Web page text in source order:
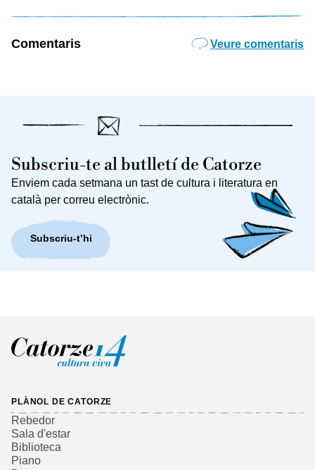
Comentaris Veure comentaris
Subscriu-te al butlletí de Catorze
Enviem cada setmana un tast de cultura i literatura en
català per correu electrònic.
Subscriu-t’hi
PLÀNOL DE CATORZE
Rebedor
Sala d'estar
Biblioteca
Piano